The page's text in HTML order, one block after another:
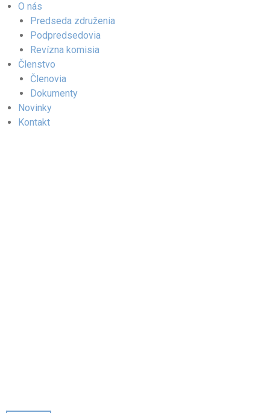
O nás
Predseda združenia
Podpredsedovia
Revízna komisia
Členstvo
Členovia
Dokumenty
Novinky
Kontakt